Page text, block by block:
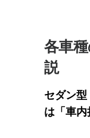
各車
説
セダン型
は「車